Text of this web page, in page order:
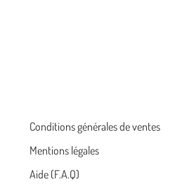
Conditions générales de ventes
Mentions légales
Aide (F.A.Q)